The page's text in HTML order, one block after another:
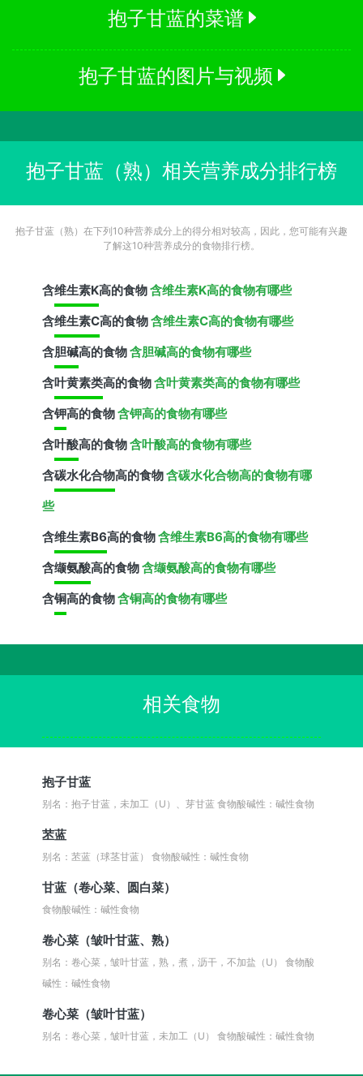
抱子甘蓝的菜谱
抱子甘蓝的图片与视频
抱子甘蓝（熟）相关营养成分排行榜
抱子甘蓝（熟）在下列10种营养成分上的得分相对较高，因此，您可能有兴趣
了解这10种营养成分的食物排行榜。
含维生素K高的食物含维生素K高的食物有哪些
含维生素C高的食物含维生素C高的食物有哪些
含胆碱高的食物含胆碱高的食物有哪些
含叶黄素类高的食物含叶黄素类高的食物有哪些
含钾高的食物含钾高的食物有哪些
含叶酸高的食物含叶酸高的食物有哪些
含碳水化合物高的食物含碳水化合物高的食物有哪
些
含维生素B6高的食物含维生素B6高的食物有哪些
含缬氨酸高的食物含缬氨酸高的食物有哪些
含铜高的食物含铜高的食物有哪些
相关食物
抱子甘蓝
别名：抱子甘蓝，未加工（U）、芽甘蓝食物酸碱性：碱性食物
苤蓝
别名：苤蓝（球茎甘蓝）食物酸碱性：碱性食物
甘蓝（卷心菜、圆白菜）
食物酸碱性：碱性食物
卷心菜（皱叶甘蓝、熟）
别名：卷心菜，皱叶甘蓝，熟，煮，沥干，不加盐（U）食物酸
碱性：碱性食物
卷心菜（皱叶甘蓝）
别名：卷心菜，皱叶甘蓝，未加工（U）食物酸碱性：碱性食物